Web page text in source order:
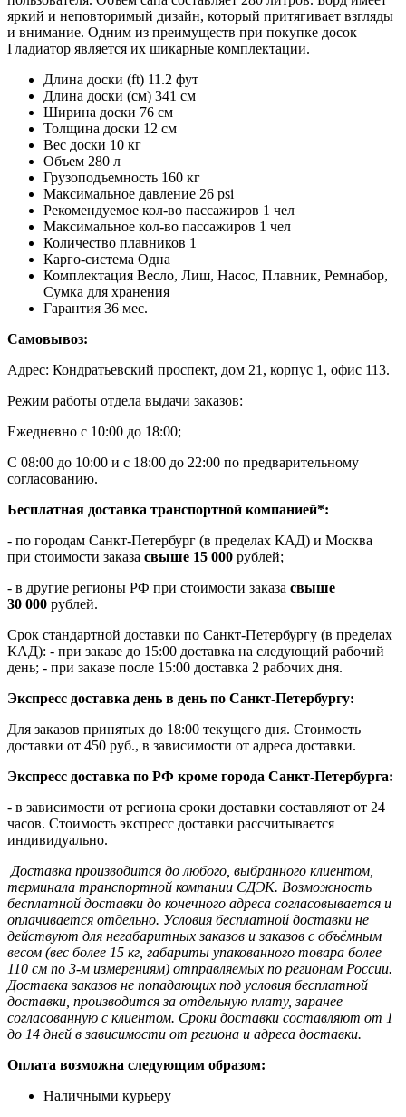
яркий и неповторимый дизайн, который притягивает взгляды
и внимание. Одним из преимуществ при покупке досок
Гладиатор является их шикарные комплектации.
Длина доски (ft) 11.2 фут
Длина доски (см) 341 см
Ширина доски 76 см
Толщина доски 12 см
Вес доски 10 кг
Объем 280 л
Грузоподъемность 160 кг
Максимальное давление 26 psi
Рекомендуемое кол-во пассажиров 1 чел
Максимальное кол-во пассажиров 1 чел
Количество плавников 1
Карго-система Одна
Комплектация Весло, Лиш, Насос, Плавник, Ремнабор,
Сумка для хранения
Гарантия 36 мес.
Самовывоз:
Адрес: Кондратьевский проспект, дом 21, корпус 1, офис 113.
Режим работы отдела выдачи заказов:
Ежедневно с 10:00 до 18:00;
С 08:00 до 10:00 и с 18:00 до 22:00 по предварительному
согласованию.
Бесплатная доставка транспортной компанией*:
- по городам Санкт-Петербург (в пределах КАД) и Москва
при стоимости заказа свыше 15 000 рублей;
- в другие регионы РФ при стоимости заказа свыше
30 000 рублей.
Срок стандартной доставки по Санкт-Петербургу (в пределах
КАД): - при заказе до 15:00 доставка на следующий рабочий
день; - при заказе после 15:00 доставка 2 рабочих дня.
Экспресс доставка день в день по Санкт-Петербургу:
Для заказов принятых до 18:00 текущего дня. Стоимость
доставки от 450 руб., в зависимости от адреса доставки.
Экспресс доставка по РФ кроме города Санкт-Петербурга:
- в зависимости от региона сроки доставки составляют от 24
часов. Стоимость экспресс доставки рассчитывается
индивидуально.
Доставка производится до любого, выбранного клиентом,
терминала транспортной компании СДЭК. Возможность
бесплатной доставки до конечного адреса согласовывается и
оплачивается отдельно. Условия бесплатной доставки не
действуют для негабаритных заказов и заказов с объёмным
весом (вес более 15 кг, габариты упакованного товара более
110 см по 3-м измерениям) отправляемых по регионам России.
Доставка заказов не попадающих под условия бесплатной
доставки, производится за отдельную плату, заранее
согласованную с клиентом. Сроки доставки составляют от 1
до 14 дней в зависимости от региона и адреса доставки.
Оплата возможна следующим образом:
Наличными курьеру